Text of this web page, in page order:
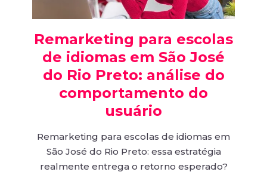
Remarketing para escolas
de idiomas em São José
do Rio Preto: análise do
comportamento do
usuário
Remarketing para escolas de idiomas em
São José do Rio Preto: essa estratégia
realmente entrega o retorno esperado?